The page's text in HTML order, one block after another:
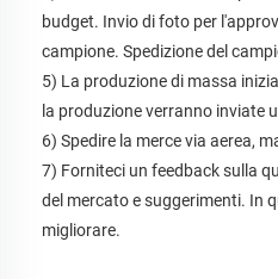
budget. Invio di foto per
campione. Spedizione del
5) La produzione di massa
la produzione verranno inviate
6) Spedire la merce via aerea,
7) Forniteci un feedback sulla
del mercato e suggerimenti. In
migliorare.